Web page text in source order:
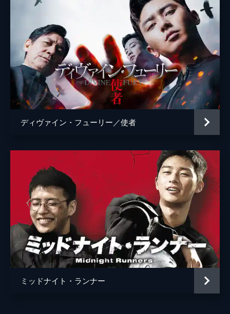
ディヴァイン・フューリー／使者
ミッドナイト・ランナー